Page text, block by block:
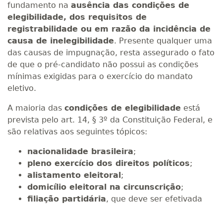
fundamento na ausência das condições de
elegibilidade, dos requisitos de
registrabilidade ou em razão da incidência de
causa de inelegibilidade. Presente qualquer uma
das causas de impugnação, resta assegurado o fato
de que o pré-candidato não possui as condições
mínimas exigidas para o exercício do mandato
eletivo.
A maioria das condições de elegibilidade está
prevista pelo art. 14, § 3º da Constituição Federal, e
são relativas aos seguintes tópicos:
nacionalidade brasileira;
pleno exercício dos direitos políticos;
alistamento eleitoral;
domicílio eleitoral na circunscrição;
filiação partidária, que deve ser efetivada